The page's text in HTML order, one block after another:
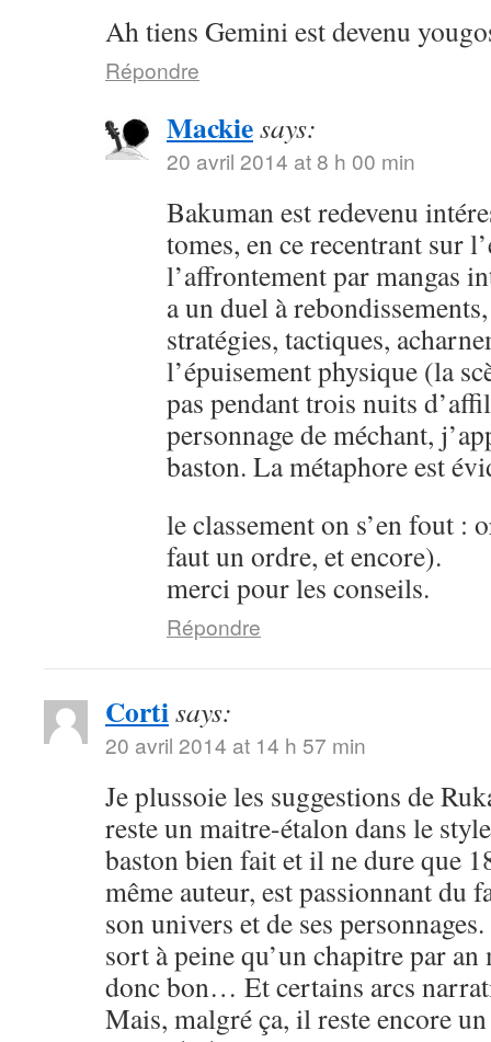
Ah tiens Gemini est devenu
Répondre
Mackiesays:
20 avril 2014 at 8 h 00 min
Bakuman est redevenu
tomes, en ce recentrant sur
l’affrontement par mangas
a un duel à
stratégies, tactiques,
l’épuisement physique (la
pas pendant trois nuits
personnage de méchant,
baston. La métaphore est
le classement on s’en fout :
faut un ordre, et encore).
merci pour les conseils.
Répondre
Cortisays:
20 avril 2014 at 14 h 57 min
Je plussoie les suggestions de
reste un maitre-étalon dans le
baston bien fait et il ne dure que
même auteur, est passionnant du
son univers et de ses
sort à peine qu’un chapitre par
donc bon… Et certains arcs
Mais, malgré ça, il reste encore